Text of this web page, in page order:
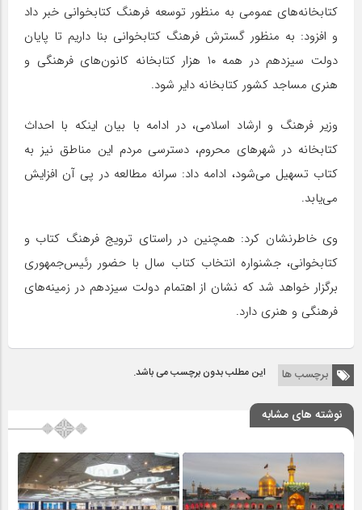
کتابخانه‌های عمومی به منظور توسعه فرهنگ کتابخوانی خبر داد
و افزود: به منظور گسترش فرهنگ کتابخوانی بنا داریم تا پایان
دولت سیزدهم در همه ۱۰ هزار کتابخانه کانون‌های فرهنگی و
هنری مساجد کشور کتابخانه دایر شود.
وزیر فرهنگ و ارشاد اسلامی، در ادامه با بیان اینکه با احداث
کتابخانه در شهرهای محروم، دسترسی مردم این مناطق نیز به
کتاب تسهیل می‌شود، ادامه داد: سرانه مطالعه در پی آن افزایش
می‌یابد.
وی خاطرنشان کرد: همچنین در راستای ترویج فرهنگ کتاب و
کتابخوانی، جشنواره انتخاب کتاب سال با حضور رئیس‌جمهوری
برگزار خواهد شد که نشان از اهتمام دولت سیزدهم در زمینه‌های
فرهنگی و هنری دارد.
برچسب ها این مطلب بدون برچسب می باشد.
نوشته های مشابه